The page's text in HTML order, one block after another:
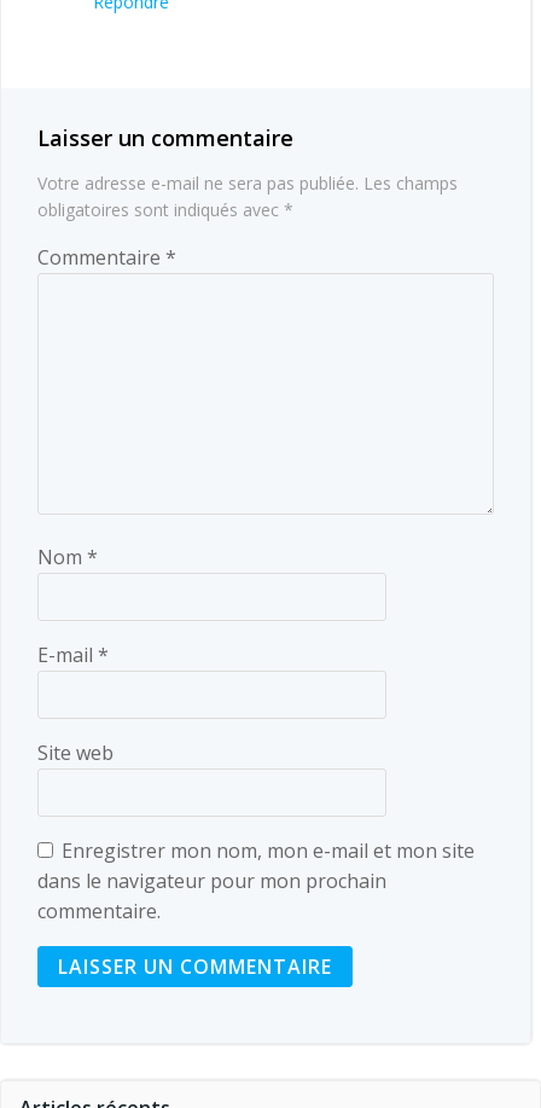
Laisser un commentaire
Votre adresse e-mail ne sera pas publiée. Les champs
obligatoires sont indiqués avec *
Commentaire *
Nom *
E-mail *
Site web
Enregistrer mon nom, mon e-mail et mon site
dans le navigateur pour mon prochain
commentaire.